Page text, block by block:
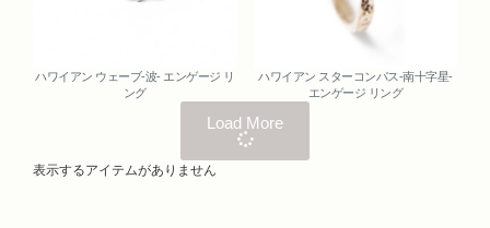
ハワイアン ウェーブ-波- エンゲージ リ
ング
ハワイアン スターコンパス-南十字星-
エンゲージ リング
Load More
表示するアイテムがありません